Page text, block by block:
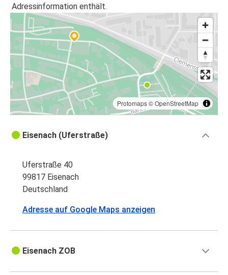
Adressinformation enthält.
Protomaps©OpenStreetMap
Eisenach (Uferstraße)
Uferstraße 40
99817 Eisenach
Deutschland
Adresse auf Google Maps anzeigen
Eisenach ZOB